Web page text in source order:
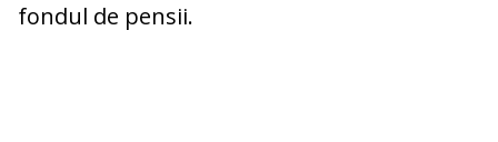
fondul de pensii.